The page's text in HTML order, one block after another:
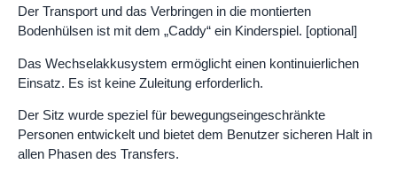
Der Transport und das Verbringen in die montierten
Bodenhülsen ist mit dem „Caddy“ ein Kinderspiel. [optional]
Das Wechselakkusystem ermöglicht einen kontinuierlichen
Einsatz. Es ist keine Zuleitung erforderlich.
Der Sitz wurde speziel für bewegungseingeschränkte
Personen entwickelt und bietet dem Benutzer sicheren Halt in
allen Phasen des Transfers.